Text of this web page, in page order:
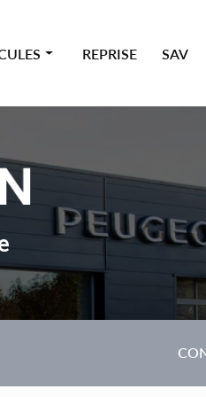
REPRISE SAV